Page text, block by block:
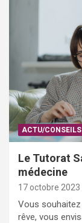
ACTU/CONSEILS
Le Tutorat
médecine
17 octobre 2023
Vous
rêve, vous